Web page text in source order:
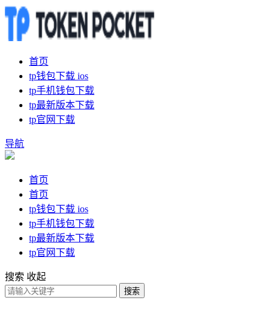
首页
tp钱包下载 ios
tp手机钱包下载
tp最新版本下载
tp官网下载
导航
首页
首页
tp钱包下载 ios
tp手机钱包下载
tp最新版本下载
tp官网下载
搜索 收起
搜索